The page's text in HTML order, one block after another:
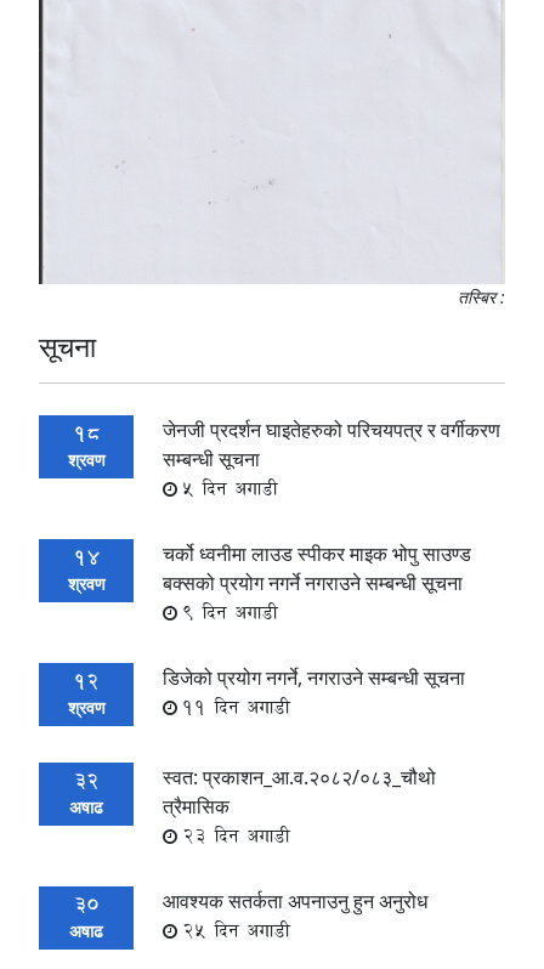
तस्बिर :
सूचना
18
श्रवण
जेनजी प्रदर्शन घाइतेहरुको परिचयपत्र र वर्गीकरण
सम्बन्धी सूचना
5 दिन अगाडी
14
श्रवण
चर्को ध्वनीमा लाउड स्पीकर माइक भोपु साउण्ड
बक्सको प्रयोग नगर्ने नगराउने सम्बन्धी सूचना
9 दिन अगाडी
12
श्रवण
डिजेको प्रयोग नगर्ने, नगराउने सम्बन्धी सूचना
11 दिन अगाडी
32
अषाढ
स्वत: प्रकाशन_आ.व.२०८२/०८३_चौथो
त्रैमासिक
23 दिन अगाडी
30
अषाढ
आवश्यक सतर्कता अपनाउनु हुन अनुरोध
25 दिन अगाडी